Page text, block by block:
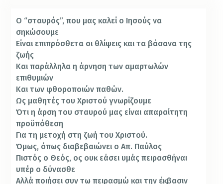
Ο “σταυρός”, που μας καλεί ο Ιησούς να
σηκώσουμε
Είναι επιπρόσθετα οι θλίψεις και τα βάσανα της
ζωής
Και παράλληλα η άρνηση των αμαρτωλών
επιθυμιών
Και των φθοροποιών παθών.
Ως μαθητές του Χριστού γνωρίζουμε
Ότι η άρση του σταυρού μας είναι απαραίτητη
προϋπόθεση
Για τη μετοχή στη ζωή του Χριστού.
Όμως, όπως διαβεβαιώνει ο Απ. Παύλος
Πιστός ο Θεός, ος ουκ εάσει υμάς πειρασθήναι
υπέρ ο δύνασθε
Αλλά ποιήσει συν τω πειρασμώ και την έκβασιν